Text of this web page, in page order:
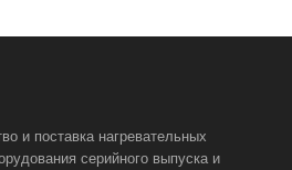
и поставка нагревательных
серийного выпуска и